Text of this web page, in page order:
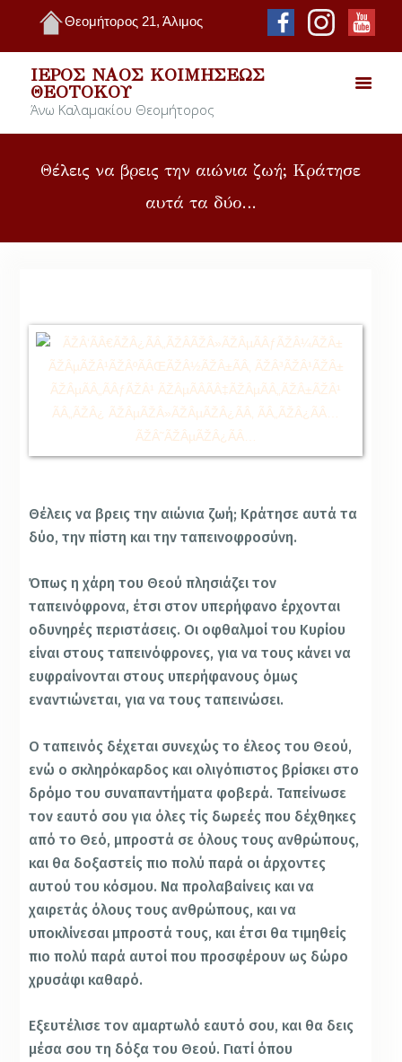
Θεομήτορος 21, Άλιμος
ΙΕΡΌΣ ΝΑΌΣ ΚΟΙΜΉΣΕΩΣ
ΘΕΟΤΌΚΟΥ
Άνω Καλαμακίου Θεομήτορος
Θέλεις να βρεις την αιώνια ζωή; Κράτησε
αυτά τα δύο…
Θέλεις να βρεις την αιώνια ζωή; Κράτησε αυτά τα
δύο, την πίστη και την ταπεινοφροσύνη.
Όπως η χάρη του Θεού πλησιάζει τον
ταπεινόφρονα, έτσι στον υπερήφανο έρχονται
οδυνηρές περιστάσεις. Οι οφθαλμοί του Κυρίου
είναι στους ταπεινόφρονες, για να τους κάνει να
ευφραίνονται στους υπερήφανους όμως
εναντιώνεται, για να τους ταπεινώσει.
Ο ταπεινός δέχεται συνεχώς το έλεος του Θεού,
ενώ ο σκληρόκαρδος και ολιγόπιστος βρίσκει στο
δρόμο του συναπαντήματα φοβερά. Ταπείνωσε
τον εαυτό σου για όλες τίς δωρεές που δέχθηκες
από το Θεό, μπροστά σε όλους τους ανθρώπους,
και θα δοξαστείς πιο πολύ παρά οι άρχοντες
αυτού του κόσμου. Να προλαβαίνεις και να
χαιρετάς όλους τους ανθρώπους, και να
υποκλίνεσαι μπροστά τους, και έτσι θα τιμηθείς
πιο πολύ παρά αυτοί που προσφέρουν ως δώρο
χρυσάφι καθαρό.
Εξευτέλισε τον αμαρτωλό εαυτό σου, και θα δεις
μέσα σου τη δόξα του Θεού. Γιατί όπου